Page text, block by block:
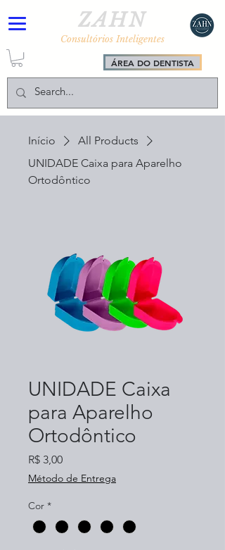
ZAHN
ÁREA DO DENTISTA
Consultórios Inteligentes
Início
All Products
UNIDADE Caixa para Aparelho
Ortodôntico
UNIDADE Caixa
para Aparelho
Ortodôntico
R$ 3,00Preço
Método de Entrega
Cor *